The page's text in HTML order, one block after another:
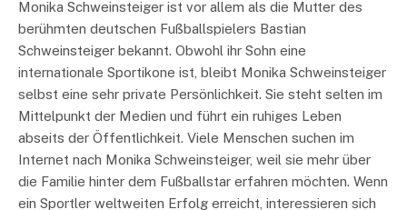
Monika Schweinsteiger ist vor allem als die Mutter des
berühmten deutschen Fußballspielers Bastian
Schweinsteiger bekannt. Obwohl ihr Sohn eine
internationale Sportikone ist, bleibt Monika Schweinsteiger
selbst eine sehr private Persönlichkeit. Sie steht selten im
Mittelpunkt der Medien und führt ein ruhiges Leben
abseits der Öffentlichkeit. Viele Menschen suchen im
Internet nach Monika Schweinsteiger, weil sie mehr über
die Familie hinter dem Fußballstar erfahren möchten. Wenn
ein Sportler weltweiten Erfolg erreicht, interessieren sich